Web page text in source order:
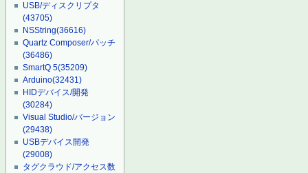
USB/ディスクリプタ
(43705)
NSString(36616)
Quartz Composer/パッチ
(36486)
SmartQ 5(35209)
Arduino(32431)
HIDデバイス/開発
(30284)
Visual Studio/バージョン
(29438)
USBデバイス開発
(29008)
タグクラウド/アクセス数